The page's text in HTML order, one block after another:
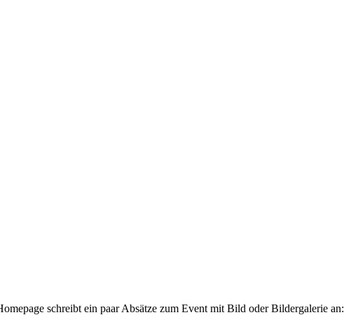
schreibt ein paar Absätze zum Event mit Bild oder Bildergalerie an: